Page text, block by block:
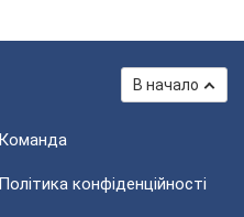
В начало
Команда
Політика конфіденційності